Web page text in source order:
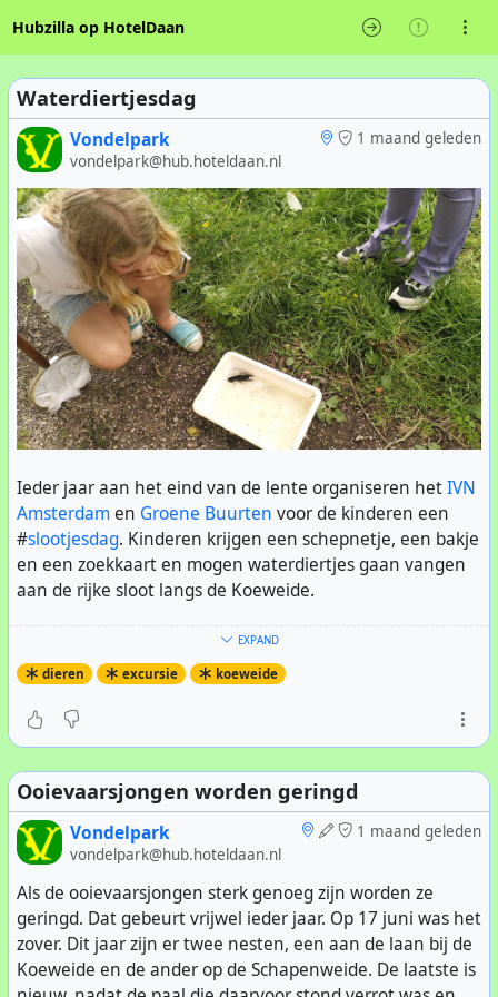
Hubzilla op HotelDaan
Waterdiertjesdag
1 maand geleden
Vondelpark
vondelpark@hub.hoteldaan.nl
Ieder jaar aan het eind van de lente organiseren hetIVN
Amsterdamen Groene Buurten voor de kinderen een
#slootjesdag. Kinderen krijgen een schepnetje, een bakje
en een zoekkaart en mogen waterdiertjes gaan vangen
aan de rijke sloot langs de Koeweide.
Tegelijk is er voor belangstellenden een rondleiding door
de Koeweide. De Koeweide is sinds de uitbraak van de
MKZ crisis in 2001 verwaarloosd. Hier betekent het dat er
een weelde van kruiden, andere planten en dieren is
ontstaan. Het is zeer de moeite waard hier een bezoek te
brengen. Op andere dagen is de Koeweide
ontoegankelijk voor het publiek.
Intussen haalden de kinderen een weelde van
waterdiertjes naar boven. De mooiste diertjes mochten in
de aquariumtank. Zo visten ze diverse soorten
watervlooien, larfjes, slakjes, torretjes -waaronder veel
bootsmannetjes, zelfs de geelgerande waterkever. Maar
vooral werden wij verbaasd door de vangst van maar
EXPAND
dieren excursie koeweide
Ooievaarsjongen worden geringd
1 maand geleden
Vondelpark
vondelpark@hub.hoteldaan.nl
Als de ooievaarsjongen sterk genoeg zijn worden ze
geringd. Dat gebeurt vrijwel ieder jaar. Op 17 juni was het
zover. Dit jaar zijn er twee nesten, een aan de laan bij de
Koeweide en de ander op de Schapenweide. De laatste is